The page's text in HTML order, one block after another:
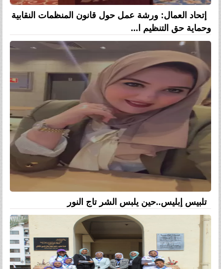
إتحاد العمال: ورشة عمل حول قانون المنظمات النقابية
وحماية حق التنظيم ا...
تلبيس إبليس..حين يلبس الشر تاج النور